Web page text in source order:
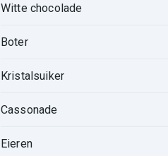
Witte chocolade
Boter
Kristalsuiker
Cassonade
Eieren